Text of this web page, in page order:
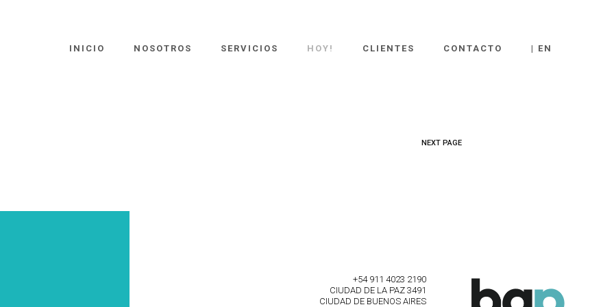
INICIO NOSOTROS SERVICIOS HOY! CLIENTES CONTACTO | EN
NEXT PAGE
+54 911 4023 2190
CIUDAD DE LA PAZ 3491
CIUDAD DE BUENOS AIRES